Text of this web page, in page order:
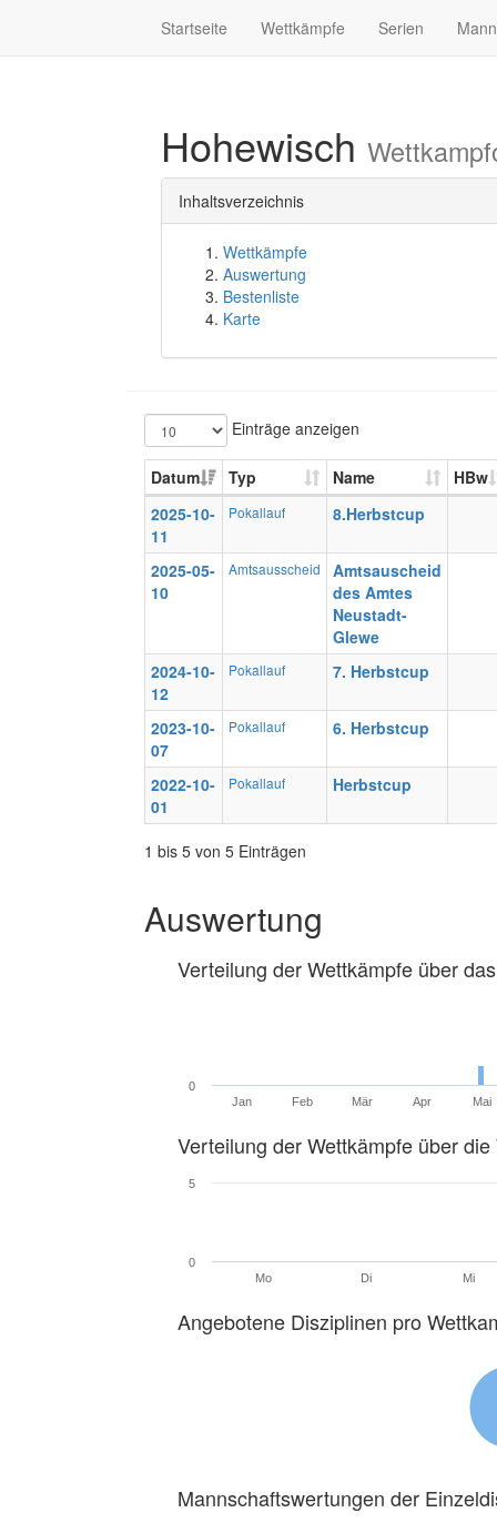
Startseite Wettkämpfe Serien
Hohewisch
Inhaltsverzeichnis
Wettkämpfe
Auswertung
Bestenliste
Karte
Einträge anzeigen
Datum Typ Name
HBw
2025-10-
11
Pokallauf 8.Herbstcup
2025-05-
10
Amtsausscheid
Amtsauscheid
des Amtes
Neustadt-
Glewe
2024-10-
12
Pokallauf 7. Herbstcup
2023-10-
07
Pokallauf 6. Herbstcup
2022-10-
01
Pokallauf Herbstcup
1 bis 5 von 5 Einträgen
Auswertung
Verteilung der Wettkämpfe über
Jan Feb Mär Apr Mai
0
Verteilung der Wettkämpfe über die
Mo Di Mi
0
5
Angebotene Disziplinen pro
Mannschaftswertungen der